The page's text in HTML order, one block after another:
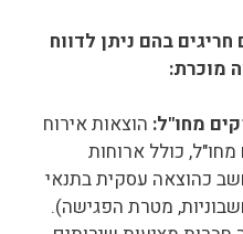
בהם ניתן לדווח
מוכרת:
מחו"ל: הוצאות אירוח
כולל ארוחות
כהוצאה עסקית בתנאי
מטרת הפגישה).